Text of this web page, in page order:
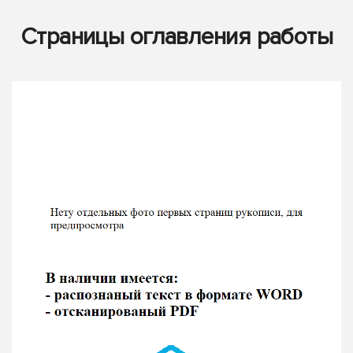
Страницы оглавления работы